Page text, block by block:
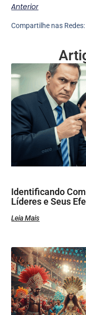
Anterior
Compartilhe nas Redes:
Identificando
Líderes e Seus
Leia Mais